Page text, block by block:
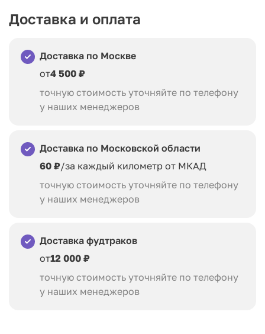
Доставка и оплата
Доставка по Москве
от4 500 ₽
точную стоимость уточняйте по телефону
у наших менеджеров
Доставка по Московской области
60 ₽/за каждый километр от МКАД
точную стоимость уточняйте по телефону
у наших менеджеров
Доставка фудтраков
от12 000 ₽
точную стоимость уточняйте по телефону
у наших менеджеров